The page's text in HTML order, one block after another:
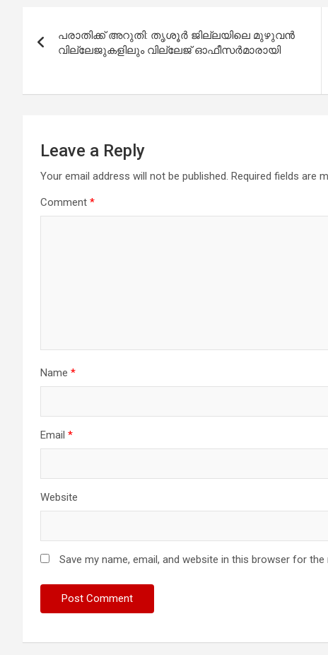
navigation
പരാതിക്ക് അറുതി: തൃശൂർ ജില്ലയിലെ മുഴുവൻ
വില്ലേജുകളിലും വില്ലേജ് ഓഫീസർമാരായി
Leave a Reply
Your email address will not be published. Required fields are
Comment *
Name *
Email *
Website
Save my name, email, and website in this browser for